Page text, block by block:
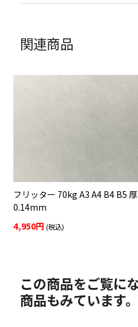
関連商品
フリッター 70kg A3 A4 B4 B5
0.14mm
4,950円 (税込)
この商品をご覧に
商品もみています。